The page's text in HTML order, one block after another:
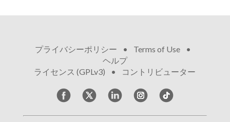
プライバシーポリシー • Terms of Use
•
ヘルプ
ライセンス (GPLv3) • コントリビューター